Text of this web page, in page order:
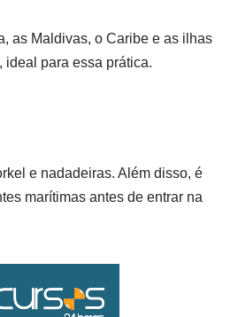
as Maldivas, o Caribe e as ilhas
para essa prática.
e nadadeiras. Além disso, é
marítimas antes de entrar na